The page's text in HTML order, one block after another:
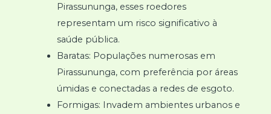
Pirassununga, esses roedores
representam um risco significativo à
saúde pública.
Baratas: Populações numerosas em
Pirassununga, com preferência por áreas
úmidas e conectadas a redes de esgoto.
Formigas: Invadem ambientes urbanos e